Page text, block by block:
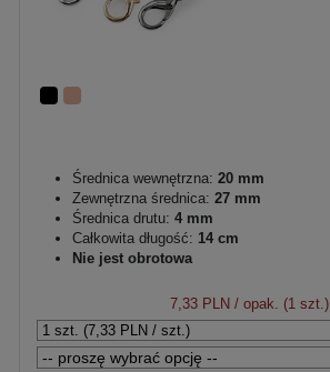
Średnica wewnętrzna: 20 mm
Zewnętrzna średnica: 27 mm
Średnica drutu: 4 mm
Całkowita długość: 14 cm
Nie jest obrotowa
7,33 PLN/ opak. (1 szt.)